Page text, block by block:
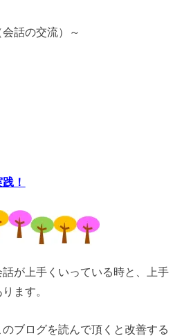
話の交流）～
！
が上手くいっている時と、上手
ます。
ブログを読んで頂くと改善する